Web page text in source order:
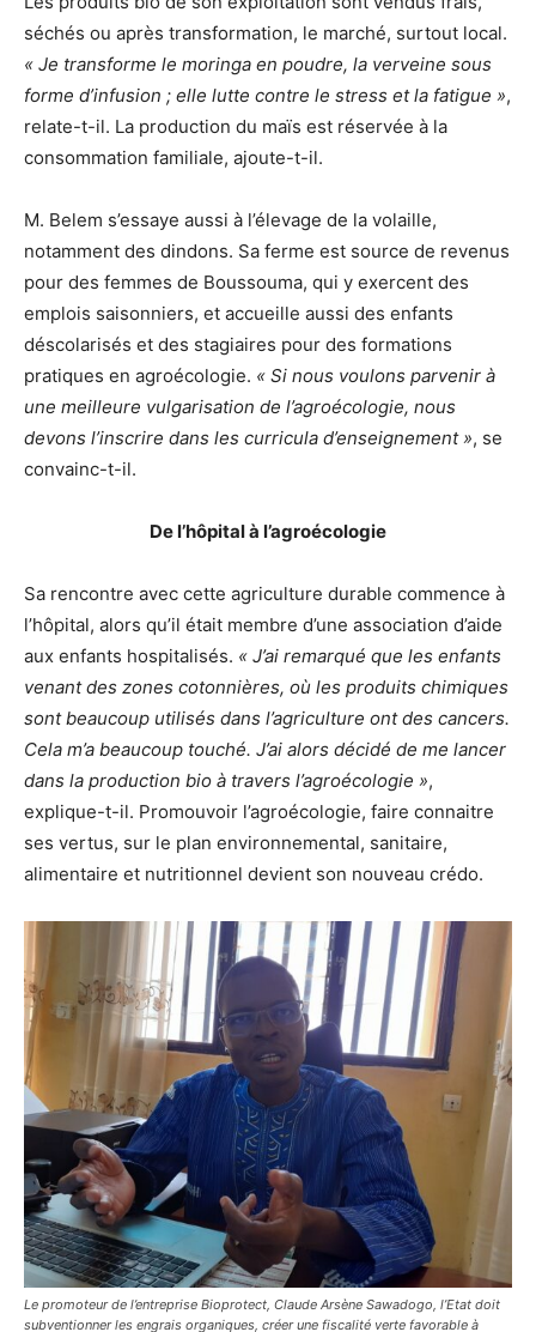
séchés ou après transformation, le marché, surtout local.
« Je transforme le moringa en poudre, la verveine sous
forme d’infusion ; elle lutte contre le stress et la fatigue »,
relate-t-il. La production du maïs est réservée à la
consommation familiale, ajoute-t-il.
M. Belem s’essaye aussi à l’élevage de la volaille,
notamment des dindons. Sa ferme est source de revenus
pour des femmes de Boussouma, qui y exercent des
emplois saisonniers, et accueille aussi des enfants
déscolarisés et des stagiaires pour des formations
pratiques en agroécologie. « Si nous voulons parvenir à
une meilleure vulgarisation de l’agroécologie, nous
devons l’inscrire dans les curricula d’enseignement », se
convainc-t-il.
De l’hôpital à l’agroécologie
Sa rencontre avec cette agriculture durable commence à
l’hôpital, alors qu’il était membre d’une association d’aide
aux enfants hospitalisés. « J’ai remarqué que les enfants
venant des zones cotonnières, où les produits chimiques
sont beaucoup utilisés dans l’agriculture ont des cancers.
Cela m’a beaucoup touché. J’ai alors décidé de me lancer
dans la production bio à travers l’agroécologie »,
explique-t-il. Promouvoir l’agroécologie, faire connaitre
ses vertus, sur le plan environnemental, sanitaire,
alimentaire et nutritionnel devient son nouveau crédo.
Le promoteur de l’entreprise Bioprotect, Claude Arsène Sawadogo, l’Etat doit
subventionner les engrais organiques, créer une fiscalité verte favorable à